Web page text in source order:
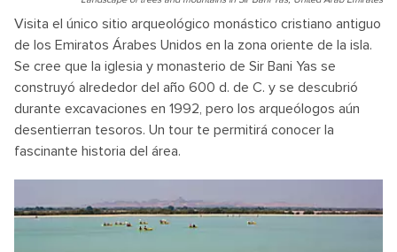
Visita el único sitio arqueológico monástico cristiano antiguo
de los Emiratos Árabes Unidos en la zona oriente de la isla.
Se cree que la iglesia y monasterio de Sir Bani Yas se
construyó alrededor del año 600 d. de C. y se descubrió
durante excavaciones en 1992, pero los arqueólogos aún
desentierran tesoros. Un tour te permitirá conocer la
fascinante historia del área.